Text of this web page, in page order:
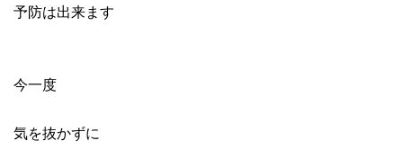
予防は出来ます
今一度
気を抜かずに